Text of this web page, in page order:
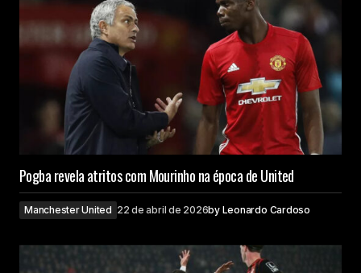
Pogba revela atritos com Mourinho na época de United
Manchester United 22 de abril de 2026by Leonardo Cardoso